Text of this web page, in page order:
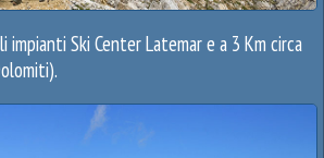
impianti Ski Center Latemar e a 3 Km circa